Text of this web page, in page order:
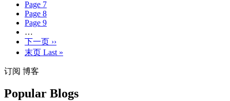
Page 7
Page 8
Page 9
…
下一页 ››
末页 Last »
订阅 博客
Popular Blogs